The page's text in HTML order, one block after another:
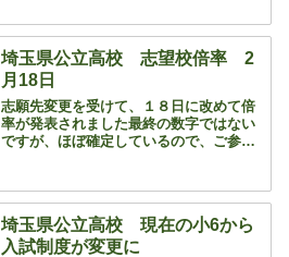
東卒業生数798512438319452610471東京
18...
埼玉県公立高校 志望校倍率 2
月18日
志願先変更を受けて、１８日に改めて倍
率が発表されました最終の数字ではない
ですが、ほぼ確定しているので、ご参考
期 2/10時点 12月時点上尾
埼玉県公立高校 現在の小6から
入試制度が変更に